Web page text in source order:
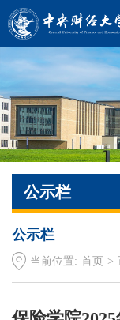
公示栏
公示栏
当前位置: 首页 >